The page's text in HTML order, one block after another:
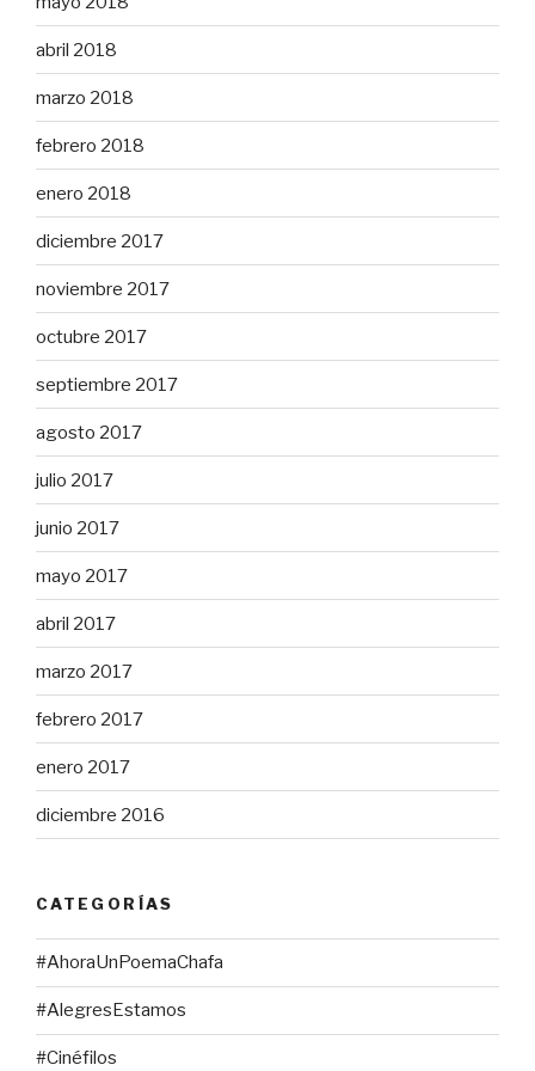
abril 2018
marzo 2018
febrero 2018
enero 2018
diciembre 2017
noviembre 2017
octubre 2017
septiembre 2017
agosto 2017
julio 2017
junio 2017
mayo 2017
abril 2017
marzo 2017
febrero 2017
enero 2017
diciembre 2016
CATEGORÍAS
#AhoraUnPoemaChafa
#AlegresEstamos
#Cinéfilos